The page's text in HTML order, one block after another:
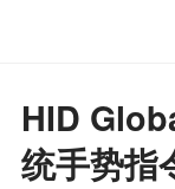
HID
统手势指